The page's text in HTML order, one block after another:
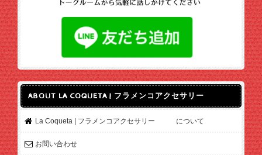
ABOUT LA COQUETA | フラメンコアクセサリー
La Coqueta | フラメンコアクセサリー について
お問い合わせ